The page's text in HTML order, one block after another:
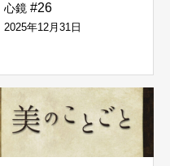
心鏡 #26
2025年12月31日